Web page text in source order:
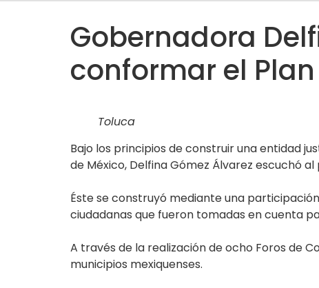
Gobernadora
conformar el
Toluca
Bajo los principios de construir una entidad
de México, Delfina Gómez Álvarez escuchó
Éste se construyó mediante una
ciudadanas que fueron tomadas en cuenta
A través de la realización de ocho Foros de
municipios mexiquenses.